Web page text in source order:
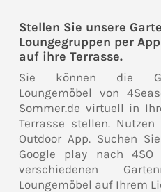
Stellen Sie unsere
Loungegruppen per
auf ihre Terrasse.
Sie können die
Loungemöbel von
Sommer.de virtuell in
Terrasse stellen.
Outdoor App. Suchen
Google play nach
verschiedenen
Loungemöbel auf Ihrem